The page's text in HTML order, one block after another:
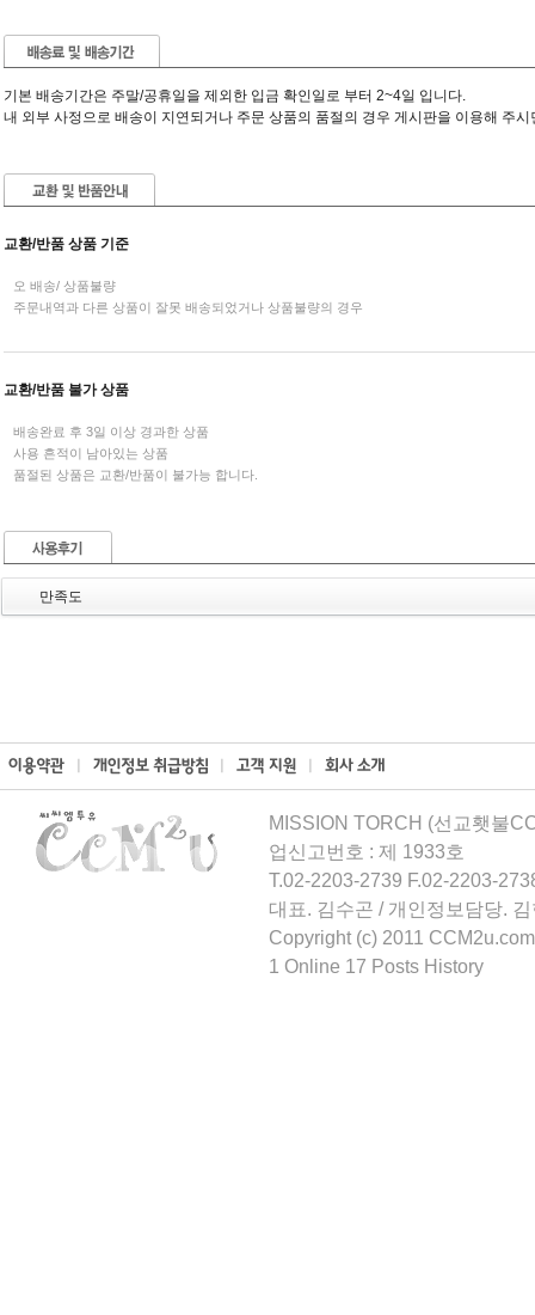
기본 배송기간은 주말/공휴일을 제외한 입금 확인일로 부터 2~4일 입니다.
내 외부 사정으로 배송이 지연되거나 주문 상품의 품절의 경우 게시판을 이용해 주
교환/반품 상품 기준
오 배송/ 상품불량
주문내역과 다른 상품이 잘못 배송되었거나 상품불량의 경우
교환/반품 불가 상품
배송완료 후 3일 이상 경과한 상품
사용 흔적이 남아있는 상품
품절된 상품은 교환/반품이 불가능 합니다.
만족도
MISSION TORCH (선교횃불
업신고번호 : 제 1933호
T.02-2203-2739 F.02-2203-
대표. 김수곤 / 개인정보담당.
Copyright (c) 2011
1 Online 17 Posts History